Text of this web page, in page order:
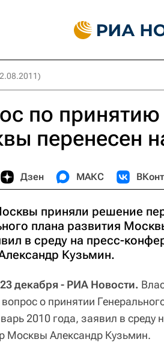
по принятию
перенесен
Дзен МАКС
приняли решение
плана развития
в среду на пресс-
Кузьмин.
декабря - РИА Новости.
вопрос о принятии
2010 года, заявил в среду
Москвы Александр Кузьмин.